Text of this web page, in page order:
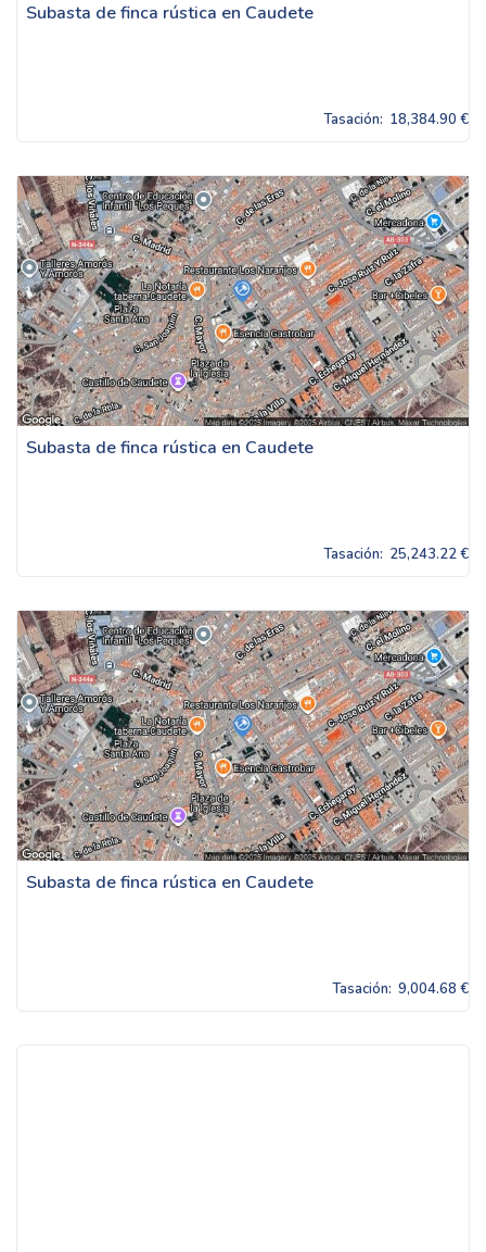
Subasta de finca rústica en Caudete
Tasación: 18,384.90 €
Subasta de finca rústica en Caudete
Tasación: 25,243.22 €
Subasta de finca rústica en Caudete
Tasación: 9,004.68 €